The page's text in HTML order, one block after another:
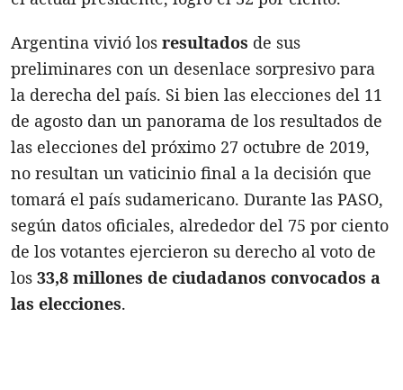
Argentina vivió los resultados de sus
preliminares con un desenlace sorpresivo para
la derecha del país. Si bien las elecciones del 11
de agosto dan un panorama de los resultados de
las elecciones del próximo 27 octubre de 2019,
no resultan un vaticinio final a la decisión que
tomará el país sudamericano. Durante las PASO,
según datos oficiales, alrededor del 75 por ciento
de los votantes ejercieron su derecho al voto de
los 33,8 millones de ciudadanos convocados a
las elecciones.